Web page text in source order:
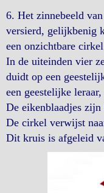
6. Het zinnebeeld
versierd, gelijkbenig
een onzichtbare
In de uiteinden vier
duidt op een
een geestelijke
De eikenblaadjes zijn
De cirkel verwijst
Dit kruis is afgeleid